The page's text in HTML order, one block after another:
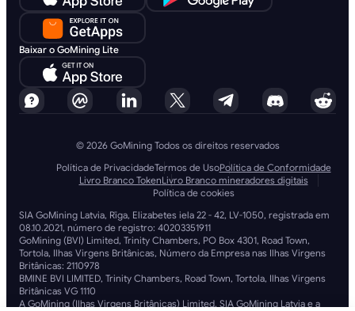
Baixar o GoMining Lite
© 2026 GoMining Todos os direitos reservados
Política de PrivacidadeTermos de UsoPolítica de Conformidade
Livro Branco TokenLivro Branco mineradores digitais
Política de cookies
SIA GoMining Latvia, Rīga, Elizabetes iela 22 - 42, LV-1050, registrada em
08.10.2021, número de registro: 40203351911
GoMining (BVI) Limited, Trinity Chambers, PO Box 4301, Road Town,
Tortola, Ilhas Virgens Britânicas, Número da Empresa nas Ilhas Virgens
Britânicas: 2110978
BMINE BVI LIMITED, Trinity Chambers, Road Town, Tortola, Ilhas Virgens
Britânicas VG 1110
A GoMining (Ilhas Virgens Britânicas) Limited, SIA GoMining Latvia e a